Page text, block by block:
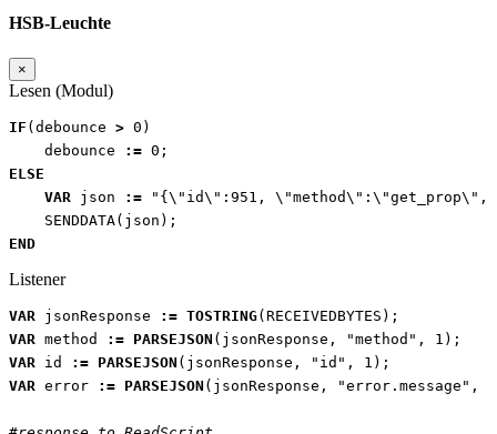
HSB-Leuchte
×
Lesen (Modul)
IF (debounce > 0 )
debounce
:= 0 ;
ELSE
VAR
json :=
"{\"id\":951,
SENDDATA( json );
END
Listener
VAR jsonResponse := TOSTRING(RECEIVEDBYTES );
VAR method := PARSEJSON ( jsonResponse , "method" , 1 );
VAR
id := PARSEJSON ( jsonResponse , "id" , 1 );
VAR error := PARSEJSON ( jsonResponse , "error.message" ,